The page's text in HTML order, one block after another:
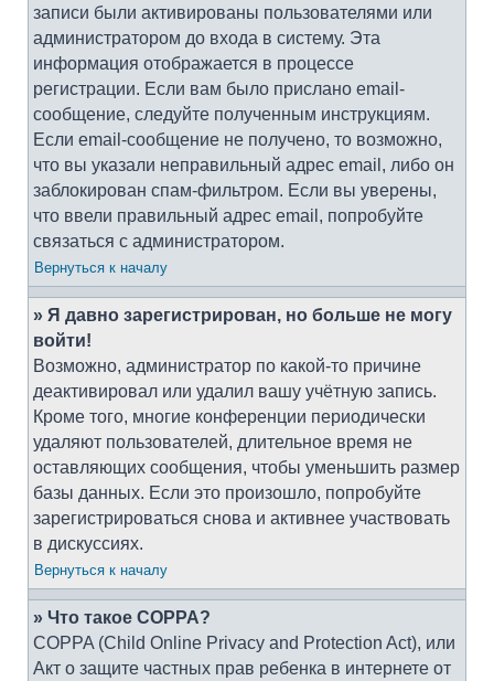
записи были активированы пользователями или
администратором до входа в систему. Эта
информация отображается в процессе
регистрации. Если вам было прислано email-
сообщение, следуйте полученным инструкциям.
Если email-сообщение не получено, то возможно,
что вы указали неправильный адрес email, либо он
заблокирован спам-фильтром. Если вы уверены,
что ввели правильный адрес email, попробуйте
связаться с администратором.
Вернуться к началу
» Я давно зарегистрирован, но больше не могу
войти!
Возможно, администратор по какой-то причине
деактивировал или удалил вашу учётную запись.
Кроме того, многие конференции периодически
удаляют пользователей, длительное время не
оставляющих сообщения, чтобы уменьшить размер
базы данных. Если это произошло, попробуйте
зарегистрироваться снова и активнее участвовать
в дискуссиях.
Вернуться к началу
» Что такое COPPA?
COPPA (Child Online Privacy and Protection Act), или
Акт о защите частных прав ребенка в интернете от